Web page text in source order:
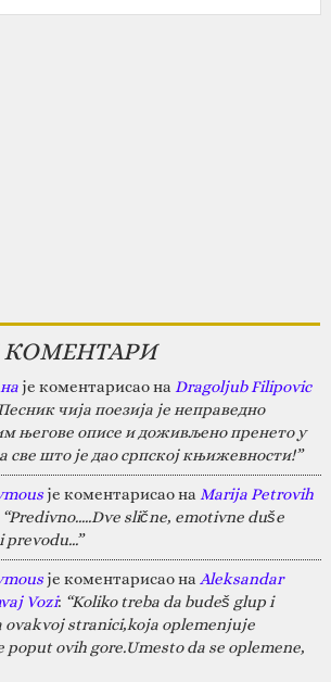
КОМЕНТАРИ
је коментарисао на Dragoljub Filipovic
чија поезија је неправедно
његове описе и доживљено пренето у
све што је дао српској књижевности!”
је коментарисао на Marija Petrovih
“Predivno.....Dve slične, emotivne duše
је коментарисао на Aleksandar
Vozi: “Koliko treba da budeš glup i
ovakvoj stranici,koja oplemenjuje
ovih gore.Umesto da se oplemene,